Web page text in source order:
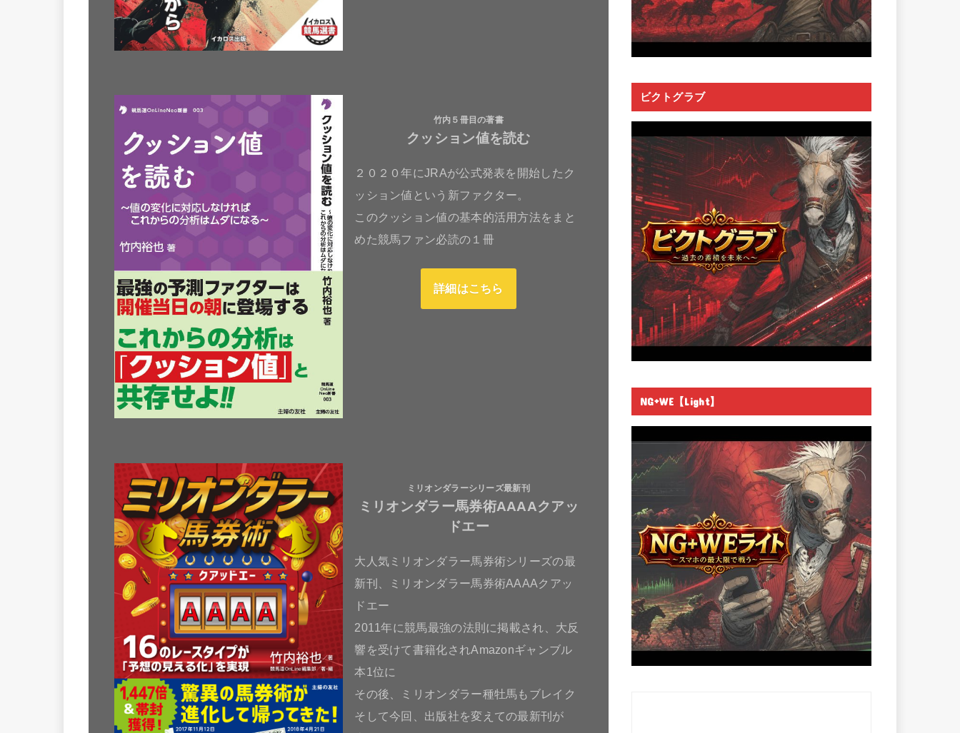
竹内５冊目の著書
クッション値を読む
２０２０年にJRAが公式発表を開始したク
ッション値という新ファクター。
このクッション値の基本的活用方法をまと
めた競馬ファン必読の１冊
詳細はこちら
ミリオンダラーシリーズ最新刊
ミリオンダラー馬券術AAAAクアッ
ドエー
大人気ミリオンダラー馬券術シリーズの最
新刊、ミリオンダラー馬券術AAAAクアッ
ドエー
2011年に競馬最強の法則に掲載され、大反
響を受けて書籍化されAmazonギャンブル
本1位に
その後、ミリオンダラー種牡馬もブレイク
そして今回、出版社を変えての最新刊が
ビクトグラブ
NG+WE【Light】